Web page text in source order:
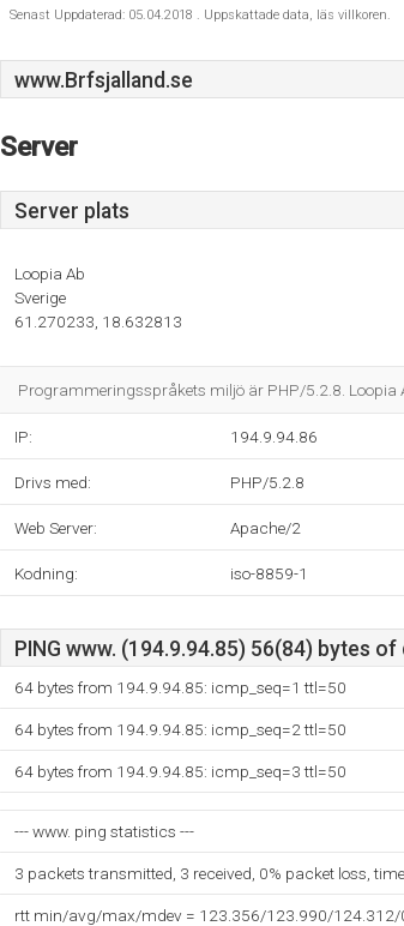
Senast Uppdaterad: 05.04.2018 . Uppskattade data, läs villkoren.
www.Brfsjalland.se
Server
Server plats
Loopia Ab
Sverige
61.270233, 18.632813
Programmeringsspråkets miljö är PHP/5.2.8. Loopia
IP: 194.9.94.86
Drivs med: PHP/5.2.8
Web Server: Apache/2
Kodning: iso-8859-1
PING www. (194.9.94.85) 56(84) bytes of
64 bytes from 194.9.94.85: icmp_seq=1 ttl=50
64 bytes from 194.9.94.85: icmp_seq=2 ttl=50
64 bytes from 194.9.94.85: icmp_seq=3 ttl=50
--- www. ping statistics ---
3 packets transmitted, 3 received, 0% packet loss,
rtt min/avg/max/mdev = 123.356/123.990/124.312/